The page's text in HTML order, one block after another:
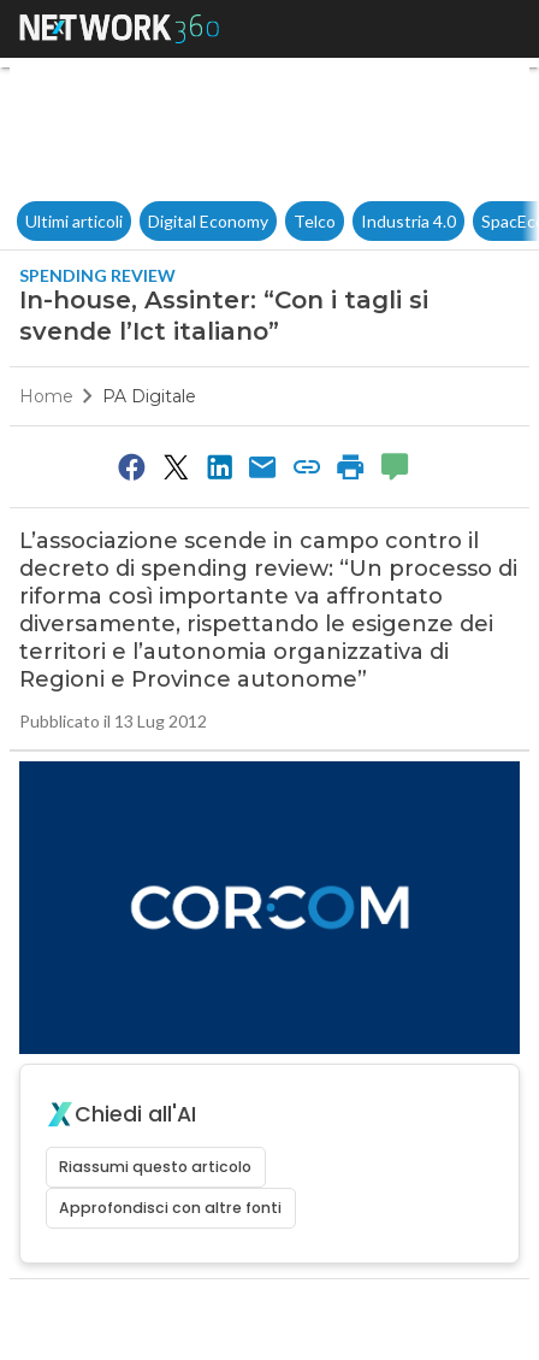
In-house, Assinter: “Con i
Ultimi articoli Digital Economy Telco Industria 4.0
SPENDING REVIEW
In-house, Assinter: “Con i tagli si
svende l’Ict italiano”
Home PA Digitale
L’associazione scende in campo contro il
decreto di spending review: “Un processo di
riforma così importante va affrontato
diversamente, rispettando le esigenze dei
territori e l’autonomia organizzativa di
Regioni e Province autonome”
Pubblicato il 13 Lug 2012
Chiedi all'AI
Riassumi questo articolo
Approfondisci con altre fonti